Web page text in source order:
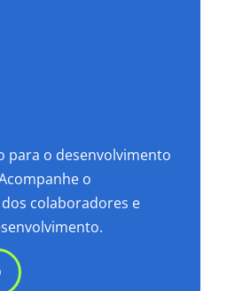
para o desenvolvimento
o
colaboradores e